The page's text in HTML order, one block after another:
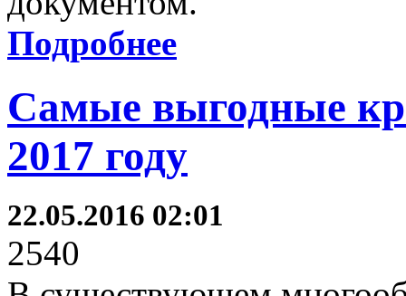
Подробнее
Самые выгодные
2017 году
22.05.2016 02:01
2540